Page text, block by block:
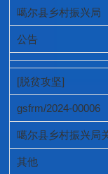
噶尔县乡村振兴局
公告
[脱贫攻坚]
gsfrm/2024-00006
其他